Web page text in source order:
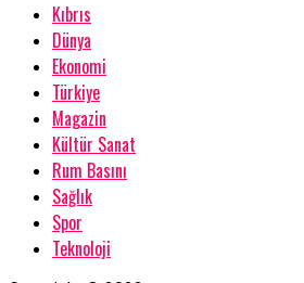
Kıbrıs
Dünya
Ekonomi
Türkiye
Magazin
Kültür Sanat
Rum Basını
Sağlık
Spor
Teknoloji